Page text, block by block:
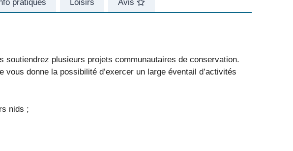
pratiques Loisirs Avis
plusieurs projets communautaires de conservation.
donne la possibilité d’exercer un large éventail d’activités
nids ;